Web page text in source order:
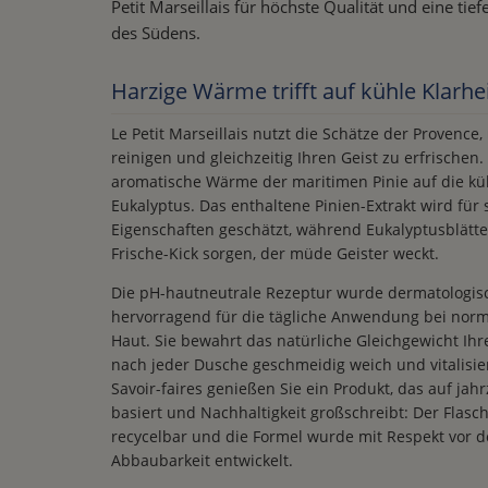
Petit Marseillais für höchste Qualität und eine
des Südens.
Harzige Wärme trifft auf kühle
Le Petit Marseillais nutzt die Schätze der
reinigen und gleichzeitig Ihren Geist zu
aromatische Wärme der maritimen Pinie auf die
Eukalyptus. Das enthaltene Pinien-Extrakt wird für
Eigenschaften geschätzt, während
Frische-Kick sorgen, der müde Geister weckt.
Die pH-hautneutrale Rezeptur wurde
hervorragend für die tägliche Anwendung bei
Haut. Sie bewahrt das natürliche Gleichgewicht
nach jeder Dusche geschmeidig weich und
Savoir-faires genießen Sie ein Produkt, das auf
basiert und Nachhaltigkeit großschreibt: Der
recycelbar und die Formel wurde mit Respekt vor
Abbaubarkeit entwickelt.